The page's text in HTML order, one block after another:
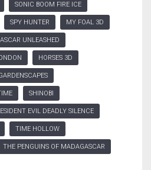
SONIC BOOM FIRE ICE
SPY HUNTER MY FOAL 3D
UNLEASHED
HORSES 3D
SHINOBI
EVIL DEADLY SILENCE
TIME HOLLOW
THE PENGUINS OF MADAGASCAR